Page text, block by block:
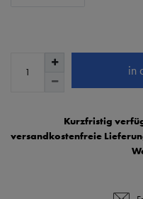
in
Kurzfristig
versandkostenfreie